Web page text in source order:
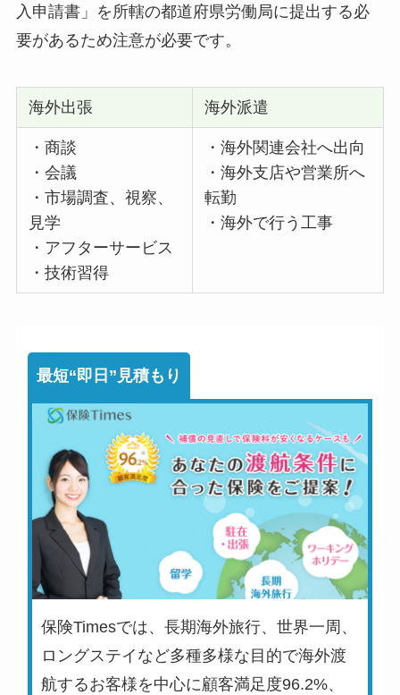
入申請書」を所轄の都道府県労働局に提出する必
要があるため注意が必要です。
海外出張 海外派遣
・商談
・会議
・市場調査、視察、
見学
・アフターサービス
・技術習得
・海外関連会社へ出向
・海外支店や営業所へ
転勤
・海外で行う工事
最短“即日”見積もり
保険Timesでは、長期海外旅行、世界一周、
ロングステイなど多種多様な目的で海外渡
航するお客様を中心に顧客満足度96.2%、